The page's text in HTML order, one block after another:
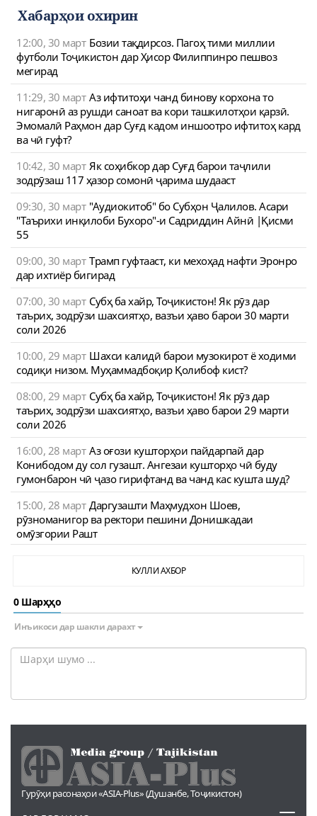
Хабарҳои охирин
12:00, 30 март Бозии тақдирсоз. Пагоҳ тими миллии
футболи Тоҷикистон дар Ҳисор Филиппинро пешвоз
мегирад
11:29, 30 март Аз ифтитоҳи чанд бинову корхона то
нигаронӣ аз рушди саноат ва кори ташкилотҳои қарзӣ.
Эмомалӣ Раҳмон дар Суғд кадом иншоотро ифтитоҳ кард
ва чӣ гуфт?
10:42, 30 март Як соҳибкор дар Суғд барои таҷлили
зодрӯзаш 117 ҳазор сомонӣ ҷарима шудааст
09:30, 30 март "Аудиокитоб" бо Субҳон Ҷалилов. Асари
"Таърихи инқилоби Бухоро"-и Садриддин Айнӣ |Қисми
55
09:00, 30 март Трамп гуфтааст, ки мехоҳад нафти Эронро
дар ихтиёр бигирад
07:00, 30 март Субҳ ба хайр, Тоҷикистон! Як рӯз дар
таърих, зодрӯзи шахсиятҳо, вазъи ҳаво барои 30 марти
соли 2026
10:00, 29 март Шахси калидӣ барои музокирот ё ходими
содиқи низом. Муҳаммадбоқир Қолибоф кист?
08:00, 29 март Субҳ ба хайр, Тоҷикистон! Як рӯз дар
таърих, зодрӯзи шахсиятҳо, вазъи ҳаво барои 29 марти
соли 2026
16:00, 28 март Аз оғози кушторҳои пайдарпай дар
Конибодом ду сол гузашт. Ангезаи кушторҳо чӣ буду
гумонбарон чӣ ҷазо гирифтанд ва чанд кас кушта шуд?
15:00, 28 март Даргузашти Маҳмудхон Шоев,
рӯзноманигор ва ректори пешини Донишкадаи
омӯзгории Рашт
КУЛЛИ АХБОР
0 Шарҳҳо
Инъикоси дар шакли дарахт
Гурӯҳи расонаҳои «ASIA-Plus» (Душанбе, Тоҷикистон)